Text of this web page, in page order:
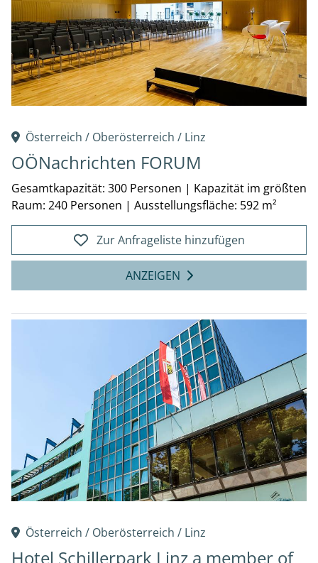
Österreich / Oberösterreich / Linz
OÖNachrichten FORUM
Gesamtkapazität: 300 Personen | Kapazität im größten
Raum: 240 Personen | Ausstellungsfläche: 592 m²
Zur Anfrageliste hinzufügen
ANZEIGEN
Österreich / Oberösterreich / Linz
Hotel Schillerpark Linz a member of